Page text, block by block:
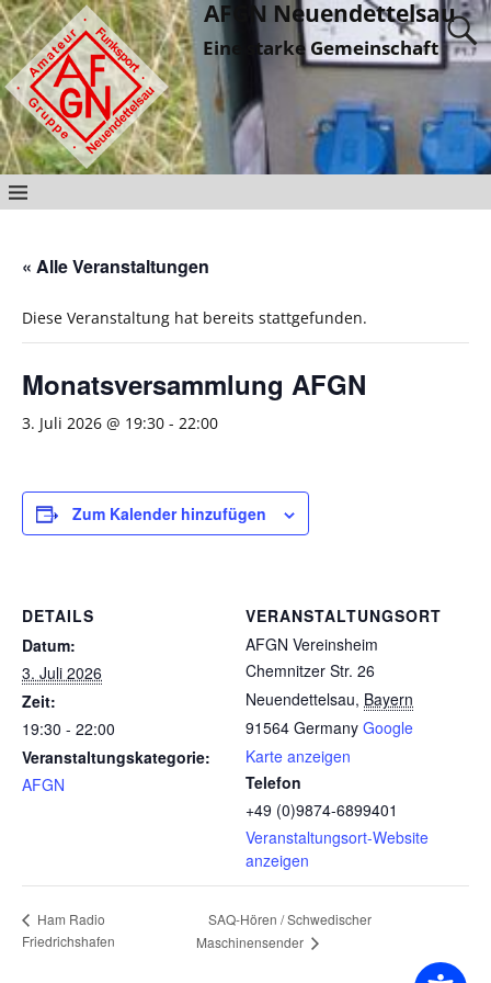
AFGN Neuendettelsau
Eine starke Gemeinschaft
« Alle Veranstaltungen
Diese Veranstaltung hat bereits stattgefunden.
Monatsversammlung AFGN
3. Juli 2026 @ 19:30 - 22:00
Zum Kalender hinzufügen
DETAILS
Datum:
3. Juli 2026
Zeit:
19:30 - 22:00
Veranstaltungskategorie:
AFGN
VERANSTALTUNGSORT
AFGN Vereinsheim
Chemnitzer Str. 26
Neuendettelsau, Bayern
91564 Germany Google
Karte anzeigen
Telefon
+49 (0)9874-6899401
Veranstaltungsort-Website
anzeigen
Ham Radio
Friedrichshafen
SAQ-Hören / Schwedischer
Maschinensender